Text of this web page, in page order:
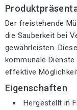
Der freistehende
die Sauberkeit bei
gewährleisten.
kommunale
effektive
Eigenschaften
Hergestellt in